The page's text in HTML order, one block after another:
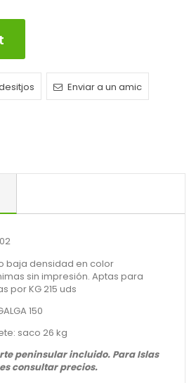
Enviar a un amic
baja densidad en color
sin impresión. Aptas para
por KG 215 uds
150
saco 26 kg
peninsular incluido. Para Islas
consultar precios.